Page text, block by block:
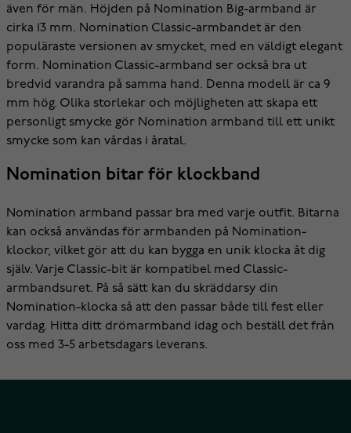
även för män. Höjden på Nomination Big-armband är
cirka 13 mm. Nomination Classic-armbandet är den
populäraste versionen av smycket, med en väldigt elegant
form. Nomination Classic-armband ser också bra ut
bredvid varandra på samma hand. Denna modell är ca 9
mm hög. Olika storlekar och möjligheten att skapa ett
personligt smycke gör Nomination armband till ett unikt
smycke som kan vårdas i åratal.
Nomination bitar för klockband
Nomination armband passar bra med varje outfit. Bitarna
kan också användas för armbanden på Nomination-
klockor, vilket gör att du kan bygga en unik klocka åt dig
själv. Varje Classic-bit är kompatibel med Classic-
armbandsuret. På så sätt kan du skräddarsy din
Nomination-klocka så att den passar både till fest eller
vardag. Hitta ditt drömarmband idag och beställ det från
oss med 3-5 arbetsdagars leverans.